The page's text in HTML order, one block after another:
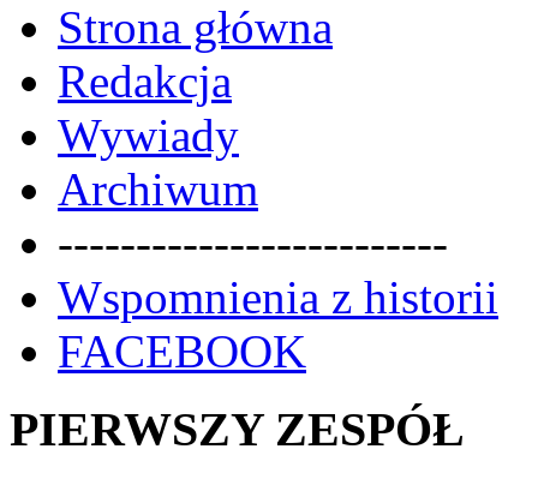
Strona główna
Redakcja
Wywiady
Archiwum
-------------------------
Wspomnienia z historii
FACEBOOK
PIERWSZY ZESPÓŁ